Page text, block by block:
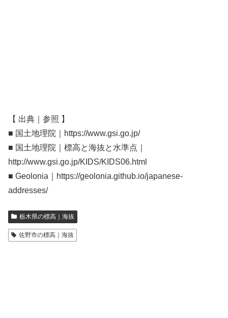
【 出典｜参照 】
■ 国土地理院｜https://www.gsi.go.jp/
■ 国土地理院｜標高と海抜と水準点｜
http://www.gsi.go.jp/KIDS/KIDS06.html
■ Geolonia｜https://geolonia.github.io/japanese-
addresses/
栃木県の標高｜海抜
佐野市の標高｜海抜